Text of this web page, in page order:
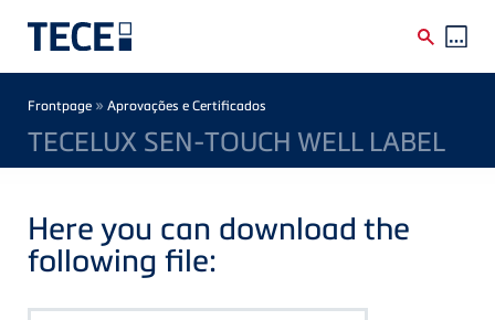
Breadcrumb
Frontpage » Aprovações e Certificados
TECELUX SEN-TOUCH WELL LABEL
Here you can download the
following file: